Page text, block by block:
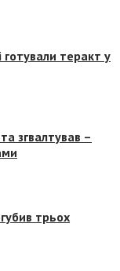
готували теракт у
згвалтував –
трьох